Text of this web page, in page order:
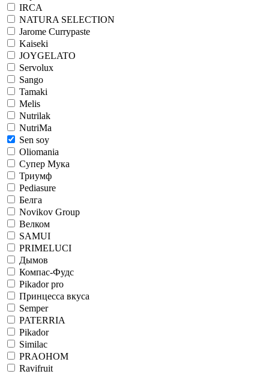
IRCA
NATURA SELECTION
Jarome Currypaste
Kaiseki
JOYGELATO
Servolux
Sango
Tamaki
Melis
Nutrilak
NutriMa
Sen soy
Oliomania
Супер Мука
Триумф
Pediasure
Белга
Novikov Group
Велком
SAMUI
PRIMELUCI
Дымов
Компас-Фудс
Pikador pro
Принцесса вкуса
Semper
PATERRIA
Pikador
Similac
PRAOHOM
Ravifruit